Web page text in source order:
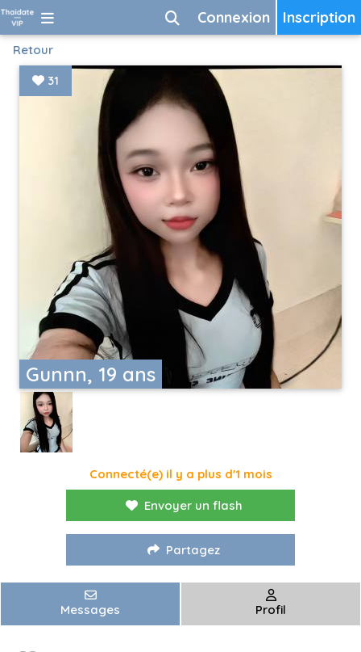
Inscription
Connexion
Retour
Gunnn, 19 ans
31
Connecté(e) il y a plus d'1 mois
Envoyer un flash
Partagez
Messages Profil